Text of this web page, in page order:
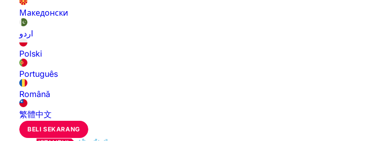
Македонски
اردو
Polski
Português
Română
繁體中文
BELI SEKARANG